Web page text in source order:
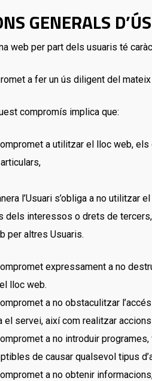
GENERALS D’ÚS
web per part dels usuaris té
a fer un ús diligent del
compromís implica que:
a utilitzar el lloc web,
l’Usuari s’obliga a no
dels interessos o drets de
per altres Usuaris.
expressament a no
lloc web.
a no obstaculitzar
el servei, així com realitzar
a no introduir
de causar qualsevol tipus
a no obtenir